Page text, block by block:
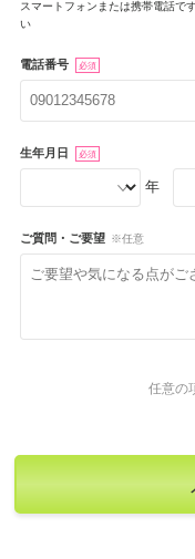
スマートフォンまたは携帯電話で
い
電話番号 必須
生年月日 必須
年
ご質問・ご要望 ※任意
任意の